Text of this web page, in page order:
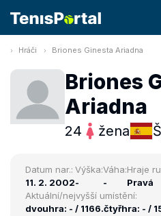
Hráči Briones Ginesta Ariadna
Briones
Ariadna
24 žena
Datum nar.:
11. 2. 2002
Výška:
-
Váha:
-
Hraje
Pravá
Aktuální/nejvyšší umístění:
dvouhra: - / 1166.čtyřhra: - /